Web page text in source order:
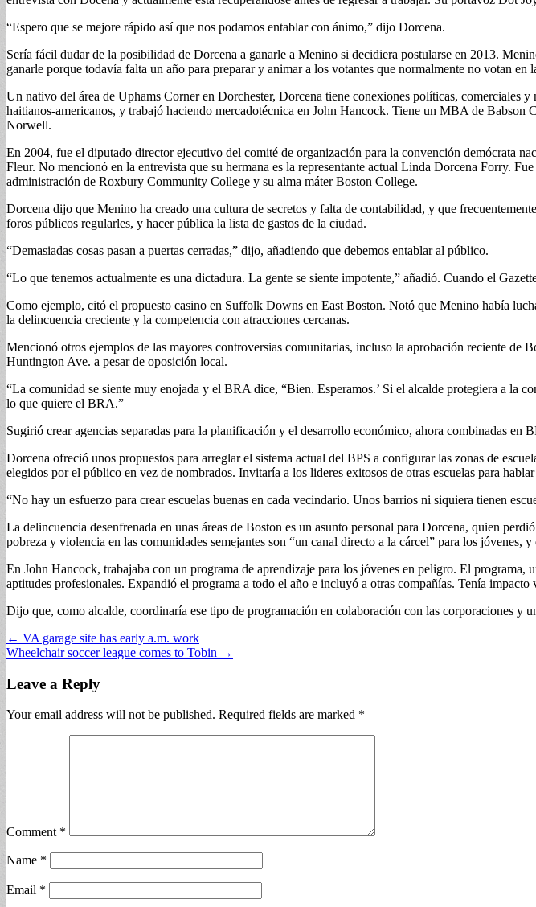
“Espero que se mejore rápido así que nos podamos entablar con ánimo,” dijo Dorcena.
Sería fácil dudar de la posibilidad de Dorcena a ganarle a Menino si decidiera postularse en 2013.
ganarle porque todavía falta un año para preparar y animar a los votantes que normalmente no votan en
Un nativo del área de Uphams Corner en Dorchester, Dorcena tiene conexiones políticas,
haitianos-americanos, y trabajó haciendo mercadotécnica en John Hancock. Tiene un MBA de
Norwell.
En 2004, fue el diputado director ejecutivo del comité de organización para la convención demócrata
Fleur. No mencionó en la entrevista que su hermana es la representante actual Linda Dorcena Forry.
administración de Roxbury Community College y su alma máter Boston College.
Dorcena dijo que Menino ha creado una cultura de secretos y falta de contabilidad, y que
foros públicos regularles, y hacer pública la lista de gastos de la ciudad.
“Demasiadas cosas pasan a puertas cerradas,” dijo, añadiendo que debemos entablar al público.
“Lo que tenemos actualmente es una dictadura. La gente se siente impotente,” añadió. Cuando el
Como ejemplo, citó el propuesto casino en Suffolk Downs en East Boston. Notó que Menino había
la delincuencia creciente y la competencia con atracciones cercanas.
Mencionó otros ejemplos de las mayores controversias comunitarias, incluso la aprobación reciente
Huntington Ave. a pesar de oposición local.
“La comunidad se siente muy enojada y el BRA dice, “Bien. Esperamos.’ Si el alcalde protegiera a la
lo que quiere el BRA.”
Sugirió crear agencias separadas para la planificación y el desarrollo económico, ahora combinadas
Dorcena ofreció unos propuestos para arreglar el sistema actual del BPS a configurar las zonas de
elegidos por el público en vez de nombrados. Invitaría a los lideres exitosos de otras escuelas para
“No hay un esfuerzo para crear escuelas buenas en cada vecindario. Unos barrios ni siquiera tienen
La delincuencia desenfrenada en unas áreas de Boston es un asunto personal para Dorcena, quien
pobreza y violencia en las comunidades semejantes son “un canal directo a la cárcel” para los jóvenes,
En John Hancock, trabajaba con un programa de aprendizaje para los jóvenes en peligro. El
aptitudes profesionales. Expandió el programa a todo el año e incluyó a otras compañías. Tenía
Dijo que, como alcalde, coordinaría ese tipo de programación en colaboración con las corporaciones y
Post
navigation
← VA garage site has early a.m. work
Wheelchair soccer league comes to Tobin →
Leave a Reply
Your email address will not be published. Required fields are marked *
Comment *
Name *
Email *